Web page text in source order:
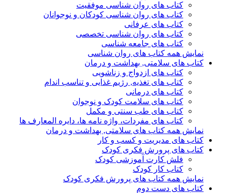
کتاب های روان شناسی موفقیت
کتاب های روان شناسی کودکان و نوجوانان
کتاب های عرفانی
کتاب های روان شناسی تخصصی
کتاب های جامعه شناسی
نمایش همه کتاب های روان شناسی
کتاب های سلامتی, بهداشت و درمان
کتاب های ازدواج و زناشویی
کتاب های تغذیه, رژیم غذایی و تناسب اندام
کتاب های درمانی
کتاب های سلامت کودک و نوجوان
کتاب های طب سنتی و مکمل
کتاب های مفردات، واژه نامه ها، دایره المعارف ها
نمایش همه کتاب های سلامتی, بهداشت و درمان
کتاب های مدیریت و کسب و کار
کتاب های پرورش فکری کودک
فلش کارت آموزشی کودک
کتاب کار کودک
نمایش همه کتاب های پرورش فکری کودک
کتاب های دست دوم